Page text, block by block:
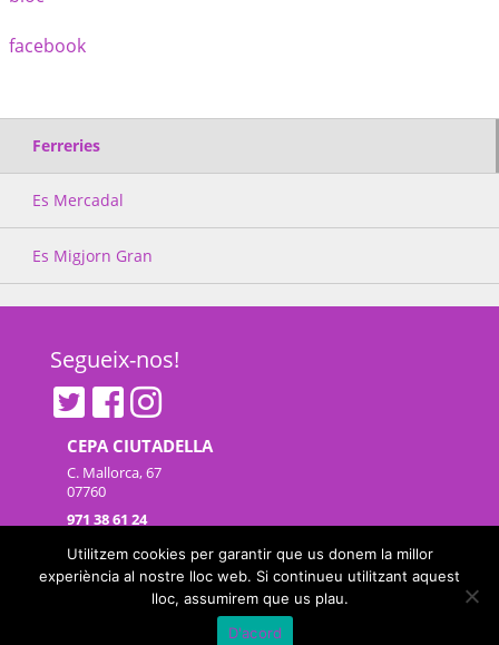
facebook
Ferreries
Es Mercadal
Es Migjorn Gran
Segueix-nos!
CEPA CIUTADELLA
C. Mallorca, 67
07760
971 38 61 24
mapa
contacte
©2026 Govern de les Illes Balears |
WordPress
Utilitzem cookies per garantir que us donem la millor
experiència al nostre lloc web. Si continueu utilitzant aquest
lloc, assumirem que us plau.
D'acord